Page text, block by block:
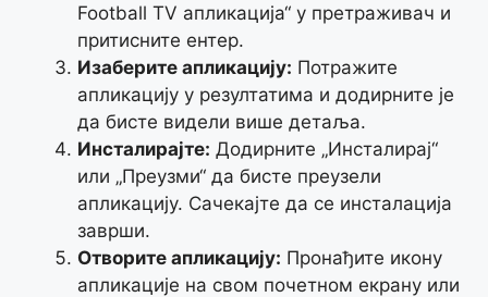
Football TV апликација“ у претраживач и
притисните ентер.
Изаберите апликацију: Потражите
апликацију у резултатима и додирните је
да бисте видели више детаља.
Инсталирајте: Додирните „Инсталирај“
или „Преузми“ да бисте преузели
апликацију. Сачекајте да се инсталација
заврши.
Отворите апликацију: Пронађите икону
апликације на свом почетном екрану или